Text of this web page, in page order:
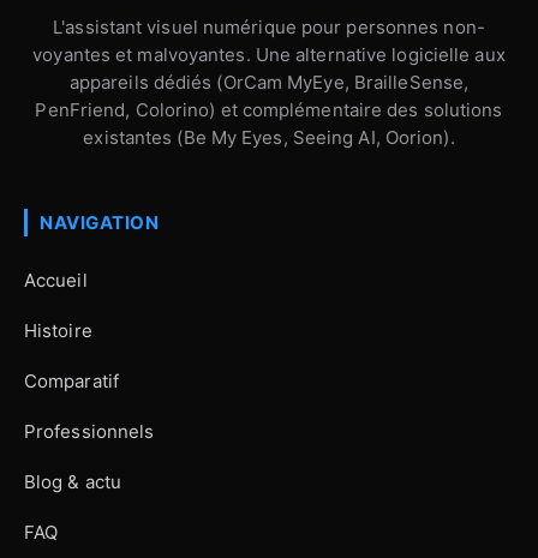
L'assistant visuel numérique pour personnes non-
voyantes et malvoyantes. Une alternative logicielle aux
appareils dédiés (OrCam MyEye, BrailleSense,
PenFriend, Colorino) et complémentaire des solutions
existantes (Be My Eyes, Seeing AI, Oorion).
NAVIGATION
Accueil
Histoire
Comparatif
Professionnels
Blog & actu
FAQ